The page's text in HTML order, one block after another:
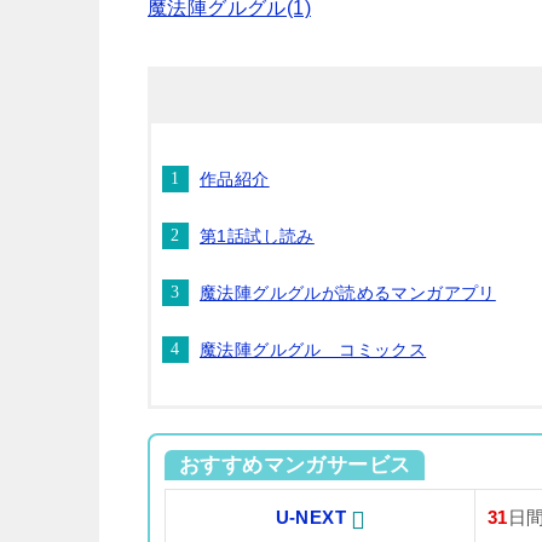
魔法陣グルグル(1)
作品紹介
第1話試し読み
魔法陣グルグルが読めるマンガアプリ
魔法陣グルグル コミックス
おすすめマンガサービス
U-NEXT 31日